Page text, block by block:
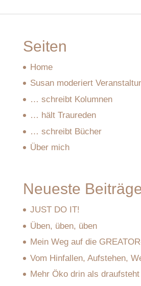
Seiten
Home
Susan moderiert
… schreibt Kolumnen
… hält Traureden
… schreibt Bücher
Über mich
Neueste
JUST DO IT!
Üben, üben, üben
Mein Weg auf die
Vom Hinfallen, Aufstehen,
Mehr Öko drin als draufsteht